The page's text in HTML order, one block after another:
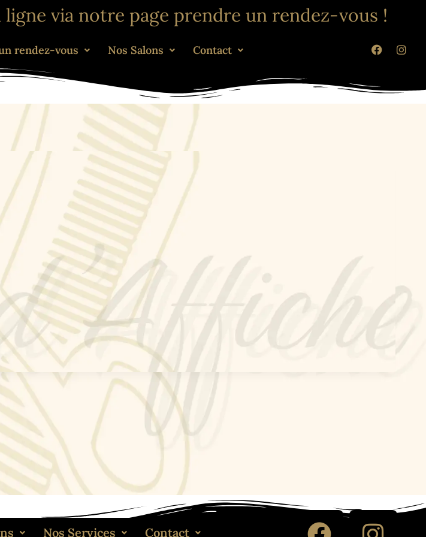
via notre page prendre un rendez-vous !
rendez-vous Nos Salons Contact
Nos Services Contact